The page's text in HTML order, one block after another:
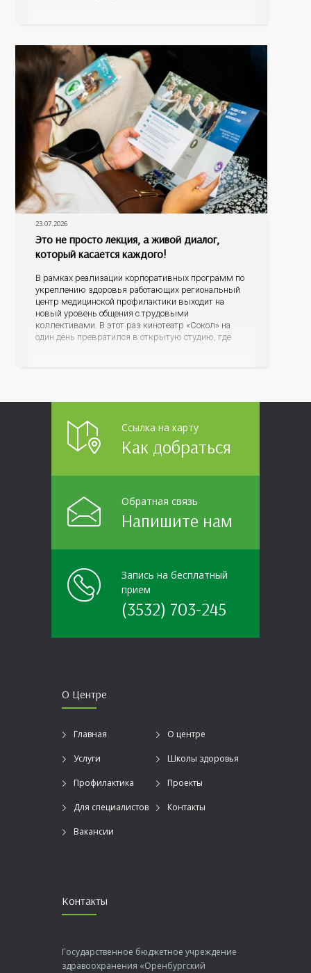
23.07.2026
Это не просто лекция, а живой диалог,
который касается каждого!
В рамках реализации корпоративных программ по
укреплению здоровья работающих региональный
центр медицинской профилактики выходит на
новый уровень общения с трудовыми
коллективами. В этот раз кинотеатр «Сокол» на
один день превратился в открытую студию, где
Ссылка на карту
Как добраться
Обратная связь
Напишите нам
Запись на бесплатный
прием
(3532) 703-245
О Центре
Главная О центре
Услуги Школы здоровья
Профилактика Проекты
Для специалистов Контакты
Вакансии
Контакты
Государственное бюджетное учреждение
здравоохранения «Оренбургский